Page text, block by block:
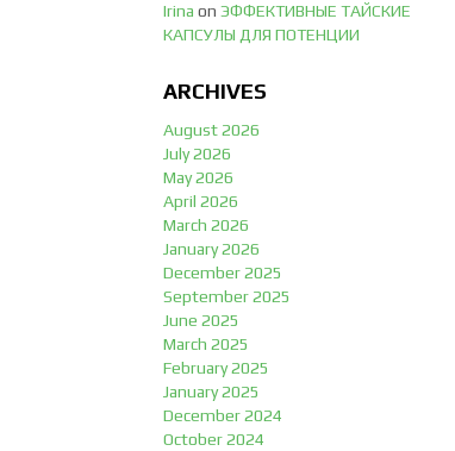
Irina on ЭФФЕКТИВНЫЕ ТАЙСКИЕ
КАПСУЛЫ ДЛЯ ПОТЕНЦИИ
ARCHIVES
August 2026
July 2026
May 2026
April 2026
March 2026
January 2026
December 2025
September 2025
June 2025
March 2025
February 2025
January 2025
December 2024
October 2024